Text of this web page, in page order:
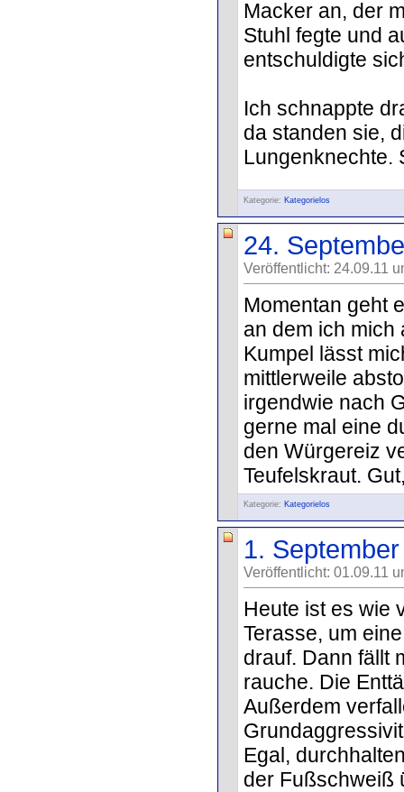
Macker an, der
Stuhl fegte und
entschuldigte
Ich schnappte
da standen sie,
Lungenknechte.
Kategorie: Kategorielos
24.
Veröffentlicht: 24.09.11
Momentan geht
an dem ich mich
Kumpel lässt
mittlerweile
irgendwie nach
gerne mal eine
den Würgereiz
Teufelskraut.
Kategorie: Kategorielos
1.
Veröffentlicht: 01.09.11
Heute ist es wie
Terasse, um
drauf. Dann fällt
rauche. Die
Außerdem
Egal,
der Fußschweiß